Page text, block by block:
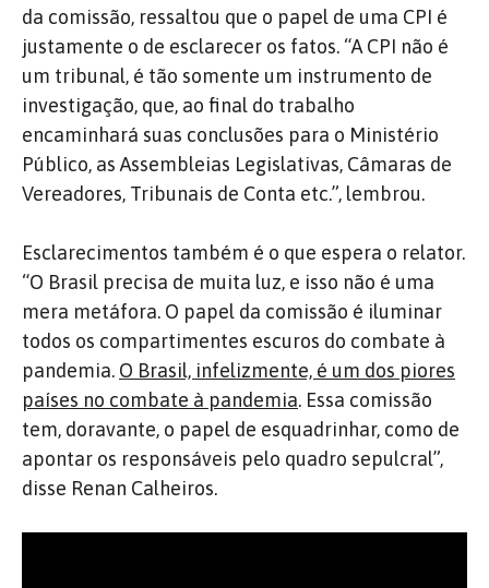
da comissão, ressaltou que o papel de uma CPI é
justamente o de esclarecer os fatos. “A CPI não é
um tribunal, é tão somente um instrumento de
investigação, que, ao final do trabalho
encaminhará suas conclusões para o Ministério
Público, as Assembleias Legislativas, Câmaras de
Vereadores, Tribunais de Conta etc.”, lembrou.
Esclarecimentos também é o que espera o relator.
“O Brasil precisa de muita luz, e isso não é uma
mera metáfora. O papel da comissão é iluminar
todos os compartimentes escuros do combate à
pandemia. O Brasil, infelizmente, é um dos piores
países no combate à pandemia. Essa comissão
tem, doravante, o papel de esquadrinhar, como de
apontar os responsáveis pelo quadro sepulcral”,
disse Renan Calheiros.